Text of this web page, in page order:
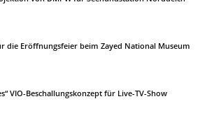
die Eröffnungsfeier beim Zayed National Museum
VIO-Beschallungskonzept für Live-TV-Show